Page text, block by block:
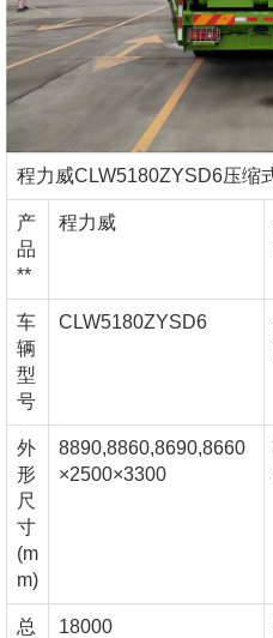
程力威CLW5180ZYSD6压缩
产
品
**
程力威
车
辆
型
号
CLW5180ZYSD6
外
形
尺
寸
(m
m)
8890,8860,8690,8660
×2500×3300
总
18000